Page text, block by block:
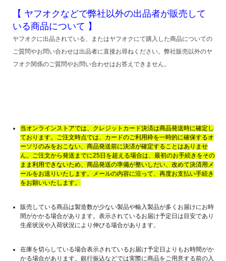
【 ヤフオクなどで弊社以外の出品者が販売して
いる商品について 】
ヤフオクに出品されている、またはヤフオクにて購入した商品についての
ご質問やお問い合わせは出品者に直接お尋ねください。弊社販売以外のヤ
フオク関係のご質問やお問い合わせはお答えできません。
当オンラインストアでは、クレジットカード決済は商品発送時に確定し
ております。ご注文時点では、カードのご利用枠を一時的に確保するオ
ーソリのみをおこない、商品発送前に決済が確定することはありませ
ん。ご注文から発送までに25日を超える場合は、最初のお手続きをその
まま利用できないため、商品発送の準備が整いしだい、改めて決済用メ
ールをお送りいたします。メールの内容に沿って、再度お支払い手続き
をお願いいたします。
販売している商品は製造数が少ない製品や輸入製品が多くお届けにお時
間がかかる場合があります。表示されているお届け予定日は目安であり
生産状況や入荷状況により伸びる場合があります。
在庫を切らしている場合表示されているお届け予定日よりもお時間がか
かる場合があります。銀行振込などでは実際に商品をご用意する前の入